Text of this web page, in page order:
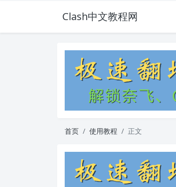
Clash中文教程网
首页 使用教程 正文